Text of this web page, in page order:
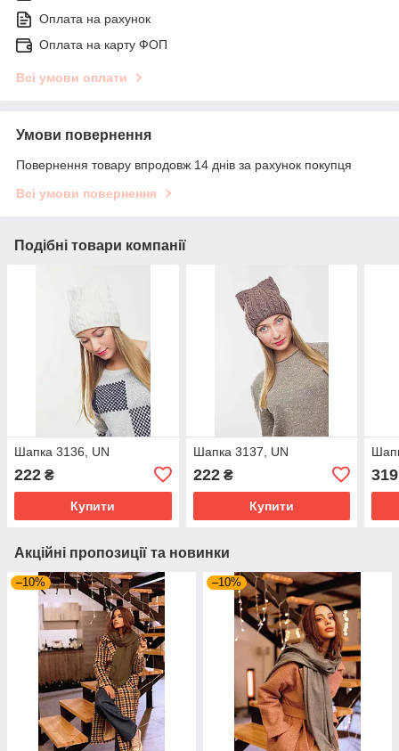
Оплата на рахунок
Оплата на карту ФОП
Всі умови оплати
Умови повернення
Повернення товару впродовж 14 днів за рахунок покупця
Всі умови повернення
Подібні товари компанії
Шапка 3136, UN
222 ₴
Купити
Шапка 3137, UN
222₴
Купити
319
Акційні пропозиції та новинки
–10% –10%